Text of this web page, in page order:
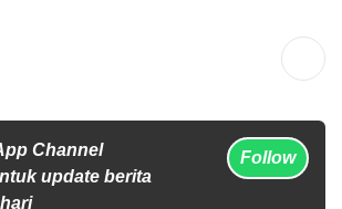
Channel
update berita
Follow